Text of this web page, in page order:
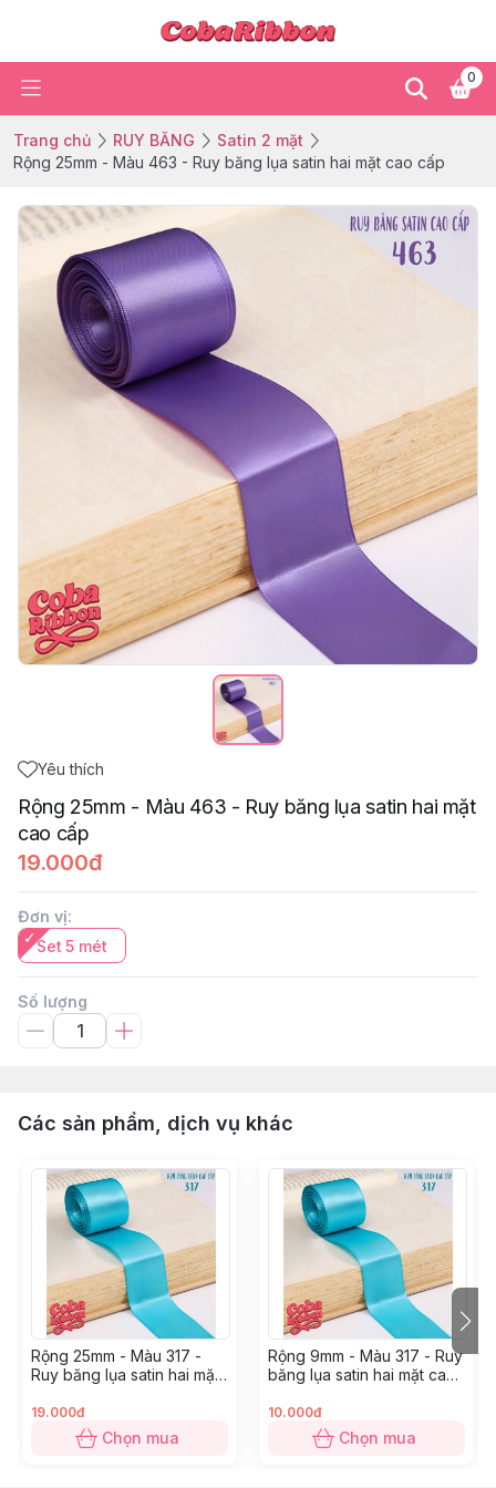
0
Trang chủ RUY BĂNG
Satin 2 mặt
Rộng 25mm - Màu 463 - Ruy băng lụa satin hai mặt cao cấp
Yêu thích
Rộng 25mm - Màu 463 - Ruy băng lụa satin hai mặt
cao cấp
19.000đ
Đơn vị:
Set 5 mét
Số lượng
Các sản phẩm, dịch vụ khác
Rộng 25mm - Màu 317 -
Ruy băng lụa satin hai mặt
19.000đ
Chọn mua
Rộng 9mm - Màu 317 - Ruy
băng lụa satin hai mặt cao
10.000đ
Chọn mua